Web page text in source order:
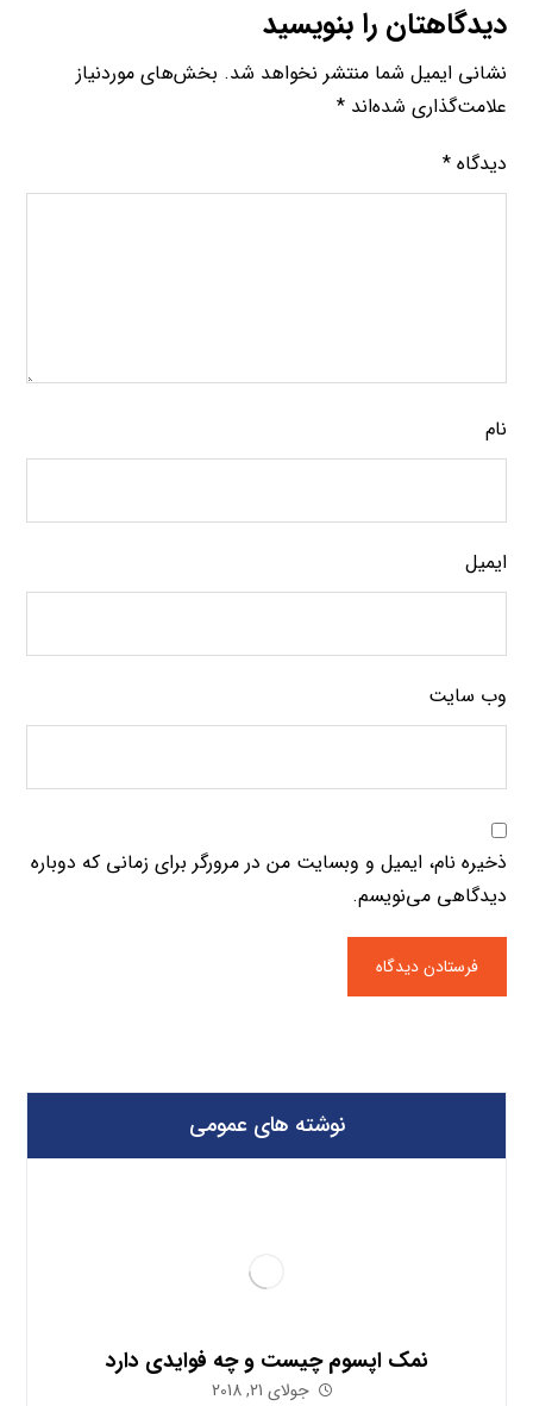
دیدگاهتان را بنویسید
نشانی ایمیل شما منتشر نخواهد شد. بخش‌های موردنیاز
علامت‌گذاری شده‌اند*
دیدگاه*
نام
ایمیل
وب‌ سایت
ذخیره نام، ایمیل و وبسایت من در مرورگر برای زمانی که دوباره
دیدگاهی می‌نویسم.
نوشته های عمومی
نمک اپسوم چیست و چه فوایدی دارد
جولای 21, 2018